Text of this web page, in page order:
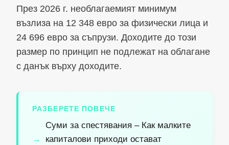
През 2026 г. необлагаемият минимум
възлиза на 12 348 евро за физически лица и
24 696 евро за съпрузи. Доходите до този
размер по принцип не подлежат на облагане
с данък върху доходите.
РАЗБЕРЕТЕ ПОВЕЧЕ
Суми за спестявания – Как малките
капиталови приходи остават